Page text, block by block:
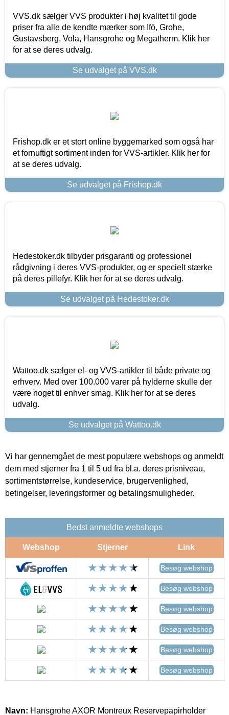
VVS.dk sælger VVS produkter i høj kvalitet til gode
priser fra alle de kendte mærker som Ifö, Grohe,
Gustavsberg, Vola, Hansgrohe og Megatherm. Klik her
for at se deres udvalg.
Se udvalget på VVS.dk
Frishop.dk er et stort online byggemarked som også har
et fornuftigt sortiment inden for VVS-artikler. Klik her for
at se deres udvalg.
Se udvalget på Frishop.dk
Hedestoker.dk tilbyder prisgaranti og professionel
rådgivning i deres VVS-produkter, og er specielt stærke
på deres pillefyr. Klik her for at se deres udvalg.
Se udvalget på Hedestoker.dk
Wattoo.dk sælger el- og VVS-artikler til både private og
erhverv. Med over 100.000 varer på hylderne skulle der
være noget til enhver smag. Klik her for at se deres
udvalg.
Se udvalget på Wattoo.dk
Vi har gennemgået de mest populære webshops og anmeldt
dem med stjerner fra 1 til 5 ud fra bl.a. deres prisniveau,
sortimentstørrelse, kundeservice, brugervenlighed,
betingelser, leveringsformer og betalingsmuligheder.
Bedst anmeldte webshops
Webshop Stjerner Link
Besøg webshop
Besøg webshop
Besøg webshop
Besøg webshop
Besøg webshop
Besøg webshop
Navn: Hansgrohe AXOR Montreux Reservepapirholder